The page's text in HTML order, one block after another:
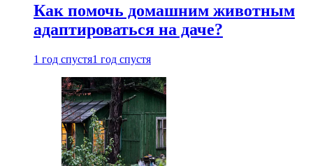
Как помочь домашним животным
адаптироваться на даче?
1 год спустя1 год спустя